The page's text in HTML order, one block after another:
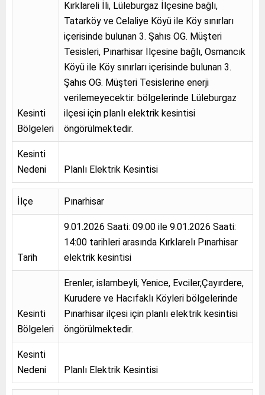
Kesinti
Bölgeleri
Kırklareli İli, Lüleburgaz İlçesine bağlı,
Tatarköy ve Celaliye Köyü ile Köy sınırları
içerisinde bulunan 3. Şahıs OG. Müşteri
Tesisleri, Pınarhisar İlçesine bağlı, Osmancık
Köyü ile Köy sınırları içerisinde bulunan 3.
Şahıs OG. Müşteri Tesislerine enerji
verilemeyecektir. bölgelerinde Lüleburgaz
ilçesi için planlı elektrik kesintisi
öngörülmektedir.
Kesinti
Nedeni
Planlı Elektrik Kesintisi
İlçe Pınarhisar
Tarih
9.01.2026 Saati: 09:00 ile 9.01.2026 Saati:
14:00 tarihleri arasında Kırklarelı Pınarhisar
elektrik kesintisi
Kesinti
Bölgeleri
Erenler, islambeyli, Yenice, Evciler,Çayırdere,
Kurudere ve Hacıfaklı Köyleri bölgelerinde
Pınarhisar ilçesi için planlı elektrik kesintisi
öngörülmektedir.
Kesinti
Nedeni
Planlı Elektrik Kesintisi